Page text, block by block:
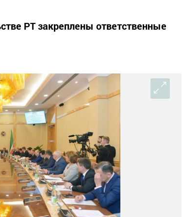
РТ закреплены ответственные